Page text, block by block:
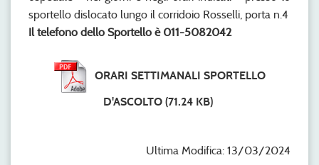
sportello dislocato lungo il corridoio Rosselli, porta n.4
Il telefono dello Sportello è 011-5082042
ORARI SETTIMANALI SPORTELLO
D'ASCOLTO(71.24 KB)
Ultima Modifica: 13/03/2024